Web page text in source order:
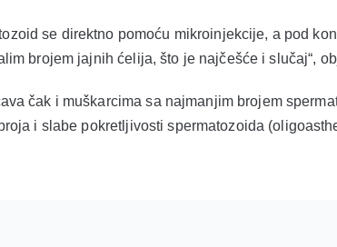
se direktno pomoću mikroinjekcije, a pod
brojem jajnih ćelija, što je najčešće i slučaj“,
čak i muškarcima sa najmanjim brojem
i slabe pokretljivosti spermatozoida